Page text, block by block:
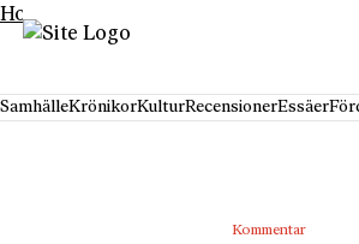
Hoppa till innehåll
SamhälleKrönikorKulturRecensionerEssäer
Kommentar